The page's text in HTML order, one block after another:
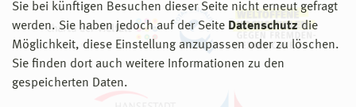
Sie bei künftigen Besuchen dieser Seite nicht erneut gefragt
werden. Sie haben jedoch auf der Seite Datenschutz die
Möglichkeit, diese Einstellung anzupassen oder zu löschen.
Sie finden dort auch weitere Informationen zu den
gespeicherten Daten.